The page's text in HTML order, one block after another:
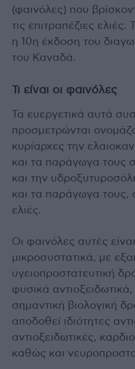
(φαινόλες) που
τις επιτραπέζιες
η 10η έκδοση του
του Καναδά.
Τι είναι οι φαινόλες
Τα ευεργετικά αυτά
προσμετρώνται
κυρίαρχες την
και τα παράγωγα τους
και την
και τα παράγωγα τους,
ελιές.
Οι φαινόλες αυτές
μικροσυστατικά, με
υγειοπροστατευτική
φυσικά
σημαντική βιολογική
αποδοθεί ιδιότητες
αντιοξειδωτικές,
καθώς και